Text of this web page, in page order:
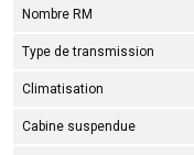
Nombre RM
Type de transmission
Climatisation
Cabine suspendue